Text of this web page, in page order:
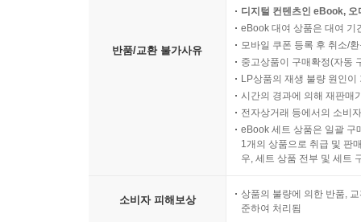
반품/교환 불가사유
디지털 컨텐츠인 eBook,
eBook 대여 상품은 대여 기
모바일 쿠폰 등록 후 취소/
중고상품이 구매확정(자동
LP상품의 재생 불량 원인
시간의 경과에 의해 재판매
전자상거래 등에서의 소비
eBook 세트 상품은 일괄 구
1개의 상품으로 취급 및 판
우, 세트 상품 전부 및 세트
소비자 피해보상
상품의 불량에 의한 반품,
준하여 처리됨